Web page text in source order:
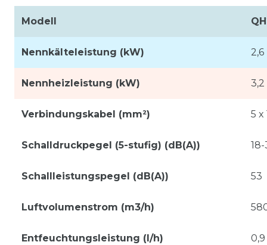
Modell
Nennkälteleistung (kW) 2,6
Nennheizleistung (kW) 3,2
Verbindungskabel (mm²) 5 x
Schalldruckpegel (5-stufig) (dB(A))
Schallleistungspegel (dB(A)) 53
Luftvolumenstrom (m3/h)
Entfeuchtungsleistung (l/h) 0,9